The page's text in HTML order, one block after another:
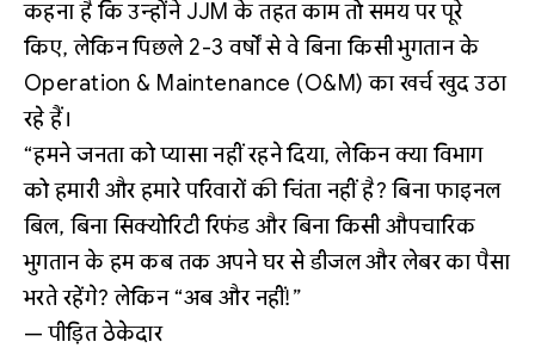
कहना है कि उन्होंने JJM के तहत काम तो समय पर पूरे
किए, लेकिन पिछले 2-3 वर्षों से वे बिना किसी भुगतान के
Operation & Maintenance (O&M) का खर्च खुद उठा
रहे हैं।
“हमने जनता को प्यासा नहीं रहने दिया, लेकिन क्या विभाग
को हमारी और हमारे परिवारों की चिंता नहीं है? बिना फाइनल
बिल, बिना सिक्योरिटी रिफंड और बिना किसी औपचारिक
भुगतान के हम कब तक अपने घर से डीजल और लेबर का पैसा
भरते रहेंगे? लेकिन “अब और नहीं!”
— पीड़ित ठेकेदार